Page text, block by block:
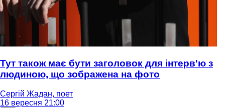
Тут також має бути заголовок для інтерв'ю з
людиною, що зображена на фото
Сергій Жадан, поет
16 вересня 21:00